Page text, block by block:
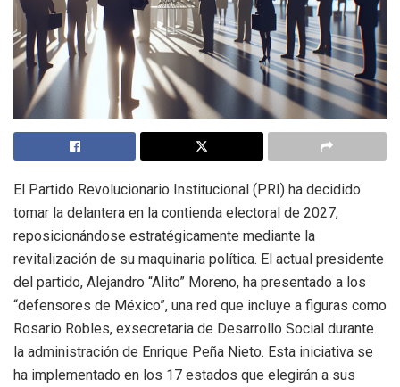
El Partido Revolucionario Institucional (PRI) ha decidido
tomar la delantera en la contienda electoral de 2027,
reposicionándose estratégicamente mediante la
revitalización de su maquinaria política. El actual presidente
del partido, Alejandro “Alito” Moreno, ha presentado a los
“defensores de México”, una red que incluye a figuras como
Rosario Robles, exsecretaria de Desarrollo Social durante
la administración de Enrique Peña Nieto. Esta iniciativa se
ha implementado en los 17 estados que elegirán a sus